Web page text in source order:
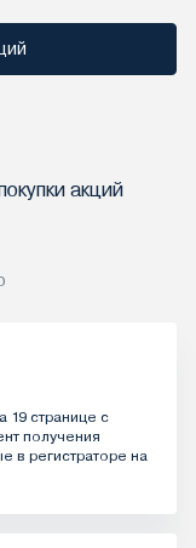
акций
19 странице с
получения
в регистраторе на